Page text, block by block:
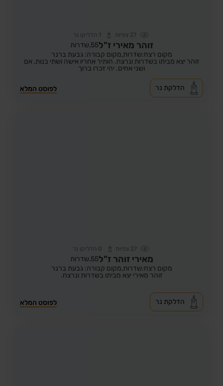
27 צפיות 1 הדליקו נר
זוהר מאירי ז"ל55, שדרות
מקום רצח:שדרות,מקום קבורה: גבעת ברנר
זוהר יצא מביתו בשדרות ונרצח. הותיר אחריו אישה ושתי בנות, אם
ושני אחים. יהי זכרו ברוך
לפוסט המלא הדלקת נר
27 צפיות 0 הדליקו נר
מאירי זוהר ז"ל55, שדרות
מקום רצח:שדרות,מקום קבורה: גבעת ברנר
זוהר מאירי יצא מביתו בשדרות ונרצח.
לפוסט המלא הדלקת נר